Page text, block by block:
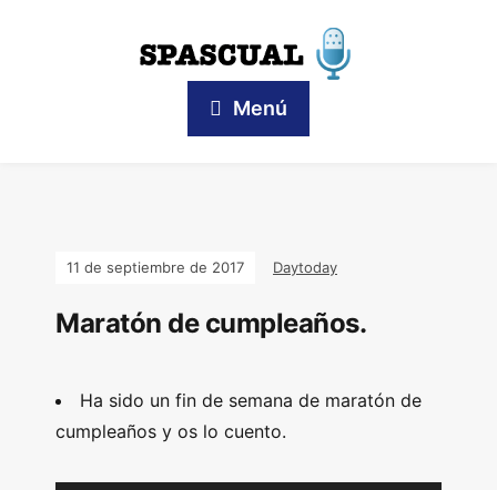
Menú
11 de septiembre de 2017 Daytoday
Maratón de cumpleaños.
Ha sido un fin de semana de maratón de
cumpleaños y os lo cuento.